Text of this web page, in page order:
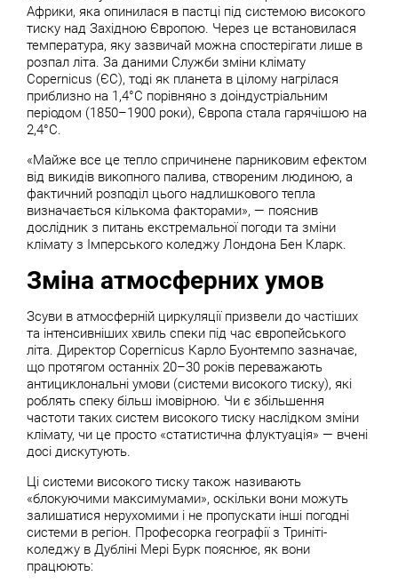
Африки, яка опинилася в пастці під системою високого
тиску над Західною Європою. Через це встановилася
температура, яку зазвичай можна спостерігати лише в
розпал літа. За даними Служби зміни клімату
Copernicus (ЄС), тоді як планета в цілому нагрілася
приблизно на 1,4°C порівняно з доіндустріальним
періодом (1850–1900 роки), Європа стала гарячішою на
2,4°C.
«Майже все це тепло спричинене парниковим ефектом
від викидів викопного палива, створеним людиною, а
фактичний розподіл цього надлишкового тепла
визначається кількома факторами», — пояснив
дослідник з питань екстремальної погоди та зміни
клімату з Імперського коледжу Лондона Бен Кларк.
Зміна атмосферних умов
Зсуви в атмосферній циркуляції призвели до частіших
та інтенсивніших хвиль спеки під час європейського
літа. Директор Copernicus Карло Буонтемпо зазначає,
що протягом останніх 20–30 років переважають
антициклональні умови (системи високого тиску), які
роблять спеку більш імовірною. Чи є збільшення
частоти таких систем високого тиску наслідком зміни
клімату, чи це просто «статистична флуктуація» — вчені
досі дискутують.
Ці системи високого тиску також називають
«блокуючими максимумами», оскільки вони можуть
залишатися нерухомими і не пропускати інші погодні
системи в регіон. Професорка географії з Триніті-
коледжу в Дубліні Мері Бурк пояснює, як вони
працюють: